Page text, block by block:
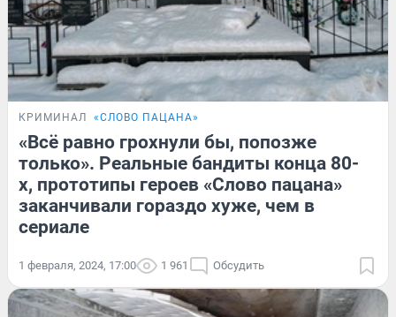
КРИМИНАЛ «СЛОВО ПАЦАНА»
«Всё равно грохнули бы, попозже
только». Реальные бандиты конца 80-
х, прототипы героев «Слово пацана»
заканчивали гораздо хуже, чем в
сериале
1 февраля, 2024, 17:00 1 961 Обсудить